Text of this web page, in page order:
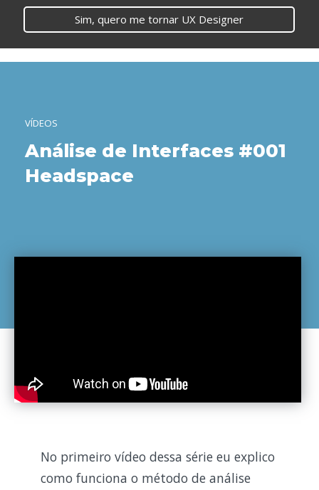
Sim, quero me tornar UX Designer
VÍDEOS
Análise de Interfaces #001
Headspace
No primeiro vídeo dessa série eu explico
como funciona o método de análise